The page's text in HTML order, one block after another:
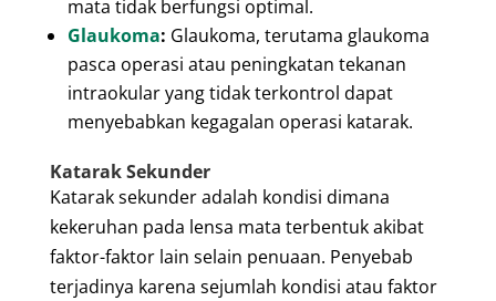
mata tidak berfungsi optimal.
Glaukoma: Glaukoma, terutama glaukoma
pasca operasi atau peningkatan tekanan
intraokular yang tidak terkontrol dapat
menyebabkan kegagalan operasi katarak.
Katarak Sekunder
Katarak sekunder adalah kondisi dimana
kekeruhan pada lensa mata terbentuk akibat
faktor-faktor lain selain penuaan. Penyebab
terjadinya karena sejumlah kondisi atau faktor